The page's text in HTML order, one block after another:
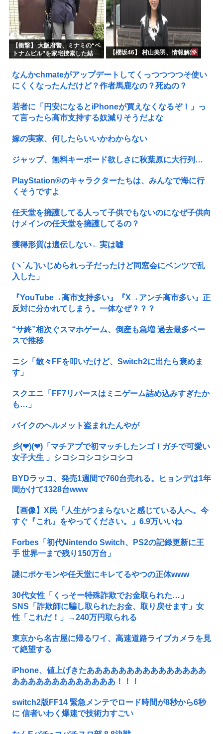
【衝撃】 大阪府警、ミナミの“ベ
トナムビル”を家宅捜索した結
【櫻坂46】 村山美羽、情報解禁
なんかchmateがアップデートしてくっつつつつそ使い
にくくなったんだけど？作者馬鹿なの？死ぬの？
若者に「円安になるとiPhoneが買えなくなるぞ！」っ
て言ったら高市支持する奴減りそうだよな
嫁の実家、何したらいいかわからない
ジャップ、無料キーボード欲しさに秋葉原に大行列…
PlayStation®のキャラクターたちは、みんなで海に行
くそうですよ
任天堂を擁護してる人って子供でもないのになぜ子供向
けメインの任天堂を擁護してるの？
獲得形質は遺伝しない←実は嘘
(ヽ´ん`)いじめられっ子だったけど同窓会にベンツで乱
入した」
『YouTube→高市支持多い』『X→アンチ高市多い』正
反対に分かれてしまう。一体なぜ？？？
“サ終”相次ぐスマホゲーム、倒産も急増 過去最多ペー
スで推移
ニシ「散々FFを叩いたけど、Switch2に出たら褒めま
す」
スクエニ「FF7リバースはミニゲーム詰め込みすぎたか
も…」
バイクのヘルメット盗まれたんやが
彡(❤︎)(❤︎)「マチアプで初マッチしたンゴ！ガチで可愛い
女子大生 」シコシコシコシコシコ
BYDラッコ、発売1週間で760台売れる。ヒョンデは1年
間かけて1328台www
【画像】X民「人生がつまらないと感じている人へ。今
すぐ『これ』をやってください。」6.9万いいね
Forbes「初代Nintendo Switch、PS2の記録更新に王
手 世界一まで残り150万台」
謎にポケモンや任天堂にキレてるやつの正体www
30代女性「くっそー特殊詐欺でお金取られた…」
SNS「詐欺師に騙し取られたお金、取り戻せます」女
性「これだ！」→240万円取られる
東京から名古屋に帰るワイ、高速道路ライブカメラを見
て絶望する
iPhone、値上げきたあああああああああああああああ
あああああああああああああ！！！
switch2版FF14 緊急メンテでロード時間が8秒から6秒
に 信者いわく爆速で技術力すごい